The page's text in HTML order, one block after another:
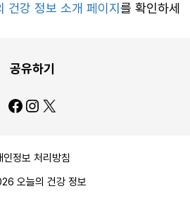
건강 정보 소개 페이지 를 확인하세
공유하기
Facebook
Instagram
X
인정보 처리방침
오늘의 건강 정보